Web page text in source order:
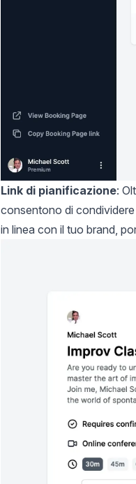
Link di pianificazione:
consentono di
in linea con il tuo brand,